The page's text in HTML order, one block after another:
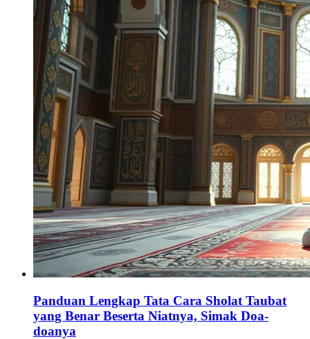
Panduan Lengkap Tata Cara Sholat Taubat
yang Benar Beserta Niatnya, Simak Doa-
doanya